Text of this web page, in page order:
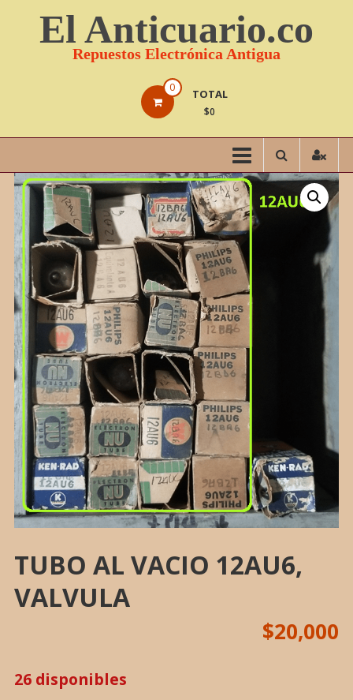
El Anticuario.co
Repuestos Electrónica Antigua
0 TOTAL
$0
TUBO AL VACIO 12AU6,
VALVULA
$20,000
26 disponibles